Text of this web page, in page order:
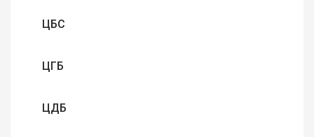
ЦБС
ЦГБ
ЦДБ